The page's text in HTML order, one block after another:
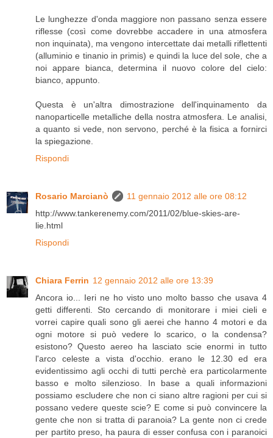
Le lunghezze d'onda maggiore non passano senza essere
riflesse (così come dovrebbe accadere in una atmosfera
non inquinata), ma vengono intercettate dai metalli riflettenti
(alluminio e tinanio in primis) e quindi la luce del sole, che a
noi appare bianca, determina il nuovo colore del cielo:
bianco, appunto.
Questa è un'altra dimostrazione dell'inquinamento da
nanoparticelle metalliche della nostra atmosfera. Le analisi,
a quanto si vede, non servono, perché è la fisica a fornirci
la spiegazione.
Rispondi
Rosario Marcianò
11 gennaio 2012 alle ore 08:12
http://www.tankerenemy.com/2011/02/blue-skies-are-
lie.html
Rispondi
Chiara Ferrin 12 gennaio 2012 alle ore 13:39
Ancora io... Ieri ne ho visto uno molto basso che usava 4
getti differenti. Sto cercando di monitorare i miei cieli e
vorrei capire quali sono gli aerei che hanno 4 motori e da
ogni motore si può vedere lo scarico, o la condensa?
esistono? Questo aereo ha lasciato scie enormi in tutto
l'arco celeste a vista d'occhio. erano le 12.30 ed era
evidentissimo agli occhi di tutti perchè era particolarmente
basso e molto silenzioso. In base a quali informazioni
possiamo escludere che non ci siano altre ragioni per cui si
possano vedere queste scie? E come si può convincere la
gente che non si tratta di paranoia? La gente non ci crede
per partito preso, ha paura di esser confusa con i paranoici